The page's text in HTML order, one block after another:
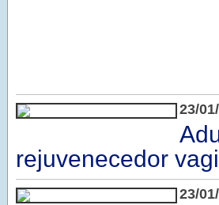
23/
rejuvenecedor
23/